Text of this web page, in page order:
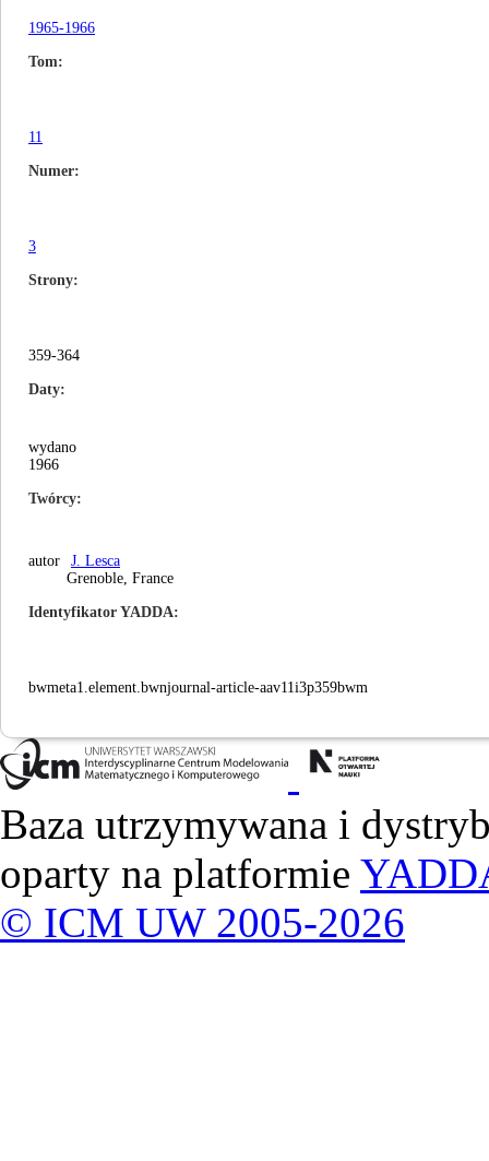
1965-1966
Tom
11
Numer
3
Strony
359-364
Daty
wydano
1966
Twórcy
autor
J. Lesca
Grenoble, France
Identyfikator YADDA
bwmeta1.element.bwnjournal-article-aav11i3p359bwm
Baza utrzymywana i
oparty na platformie
© ICM UW 2005-2026